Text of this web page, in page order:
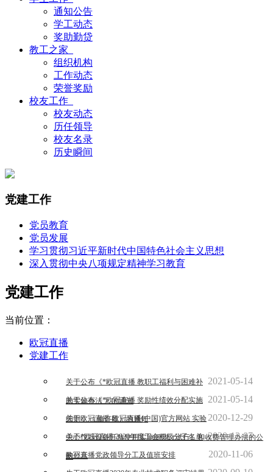
通知公告
学工动态
奖助勤贷
教工之家
组织机构
工作动态
荣誉奖励
校友工作
校友动态
历任领导
校友名录
历史瞬间
党建工作
党员教育
党员发展
学习贯彻习近平新时代中国特色社会主义思想
深入贯彻中央八项规定精神学习教育
党建工作
当前位置：
欧冠直播
党建工作
2021-05-14
关于公布《*欧冠直播 教职工福利与困难补
助实施办法 》的通知 2021-05-14
关于公布《*欧冠直播 奖励性绩效分配实施
细则 》（修订版）的通知 2020-12-29
关于欧冠直播-欧冠直播(中国)官方网站 实验
中心仪器设备开放使用实施细则（试行）和收费管理办法的公
示
2020-12-07
关于*欧冠直播 2020年度工会积极分子名单
的公示 2020-11-06
欧冠直播党政领导分工及值班安排